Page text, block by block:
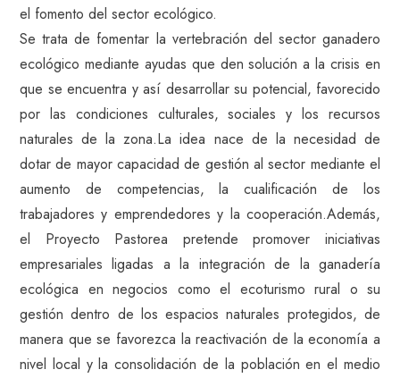
el fomento del sector ecológico.
Se trata de fomentar la vertebración del sector ganadero
ecológico mediante ayudas que den solución a la crisis en
que se encuentra y así desarrollar su potencial, favorecido
por las condiciones culturales, sociales y los recursos
naturales de la zona.La idea nace de la necesidad de
dotar de mayor capacidad de gestión al sector mediante el
aumento de competencias, la cualificación de los
trabajadores y emprendedores y la cooperación.Además,
el Proyecto Pastorea pretende promover iniciativas
empresariales ligadas a la integración de la ganadería
ecológica en negocios como el ecoturismo rural o su
gestión dentro de los espacios naturales protegidos, de
manera que se favorezca la reactivación de la economía a
nivel local y la consolidación de la población en el medio